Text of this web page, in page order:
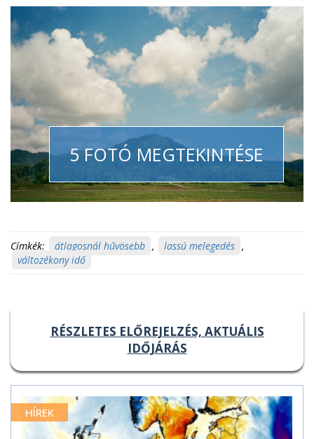
5 FOTÓ MEGTEKINTÉSE
Címkék: átlagosnál hűvösebb , lassú melegedés ,
változékony idő
RÉSZLETES ELŐREJELZÉS, AKTUÁLIS
IDŐJÁRÁS
HÍREK